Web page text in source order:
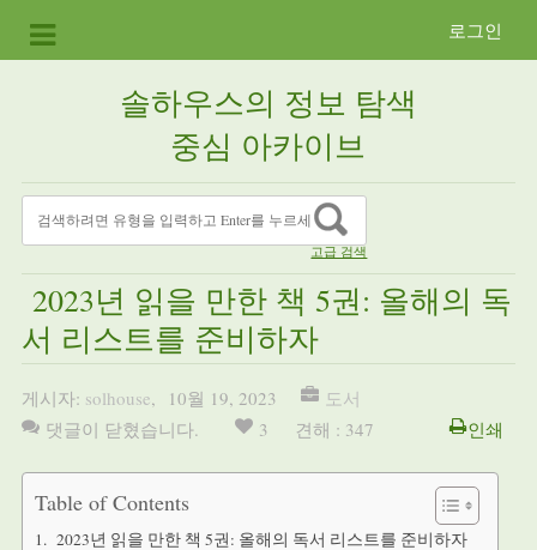
로그인
솔하우스의 정보 탐색
중심 아카이브
고급 검색
2023년 읽을 만한 책 5권: 올해의 독
서 리스트를 준비하자
게시자: solhouse, 10월 19, 2023
도서
댓글이 닫혔습니다.
3 견해 : 347 인쇄
Table of Contents
2023년 읽을 만한 책 5권: 올해의 독서 리스트를 준비하자